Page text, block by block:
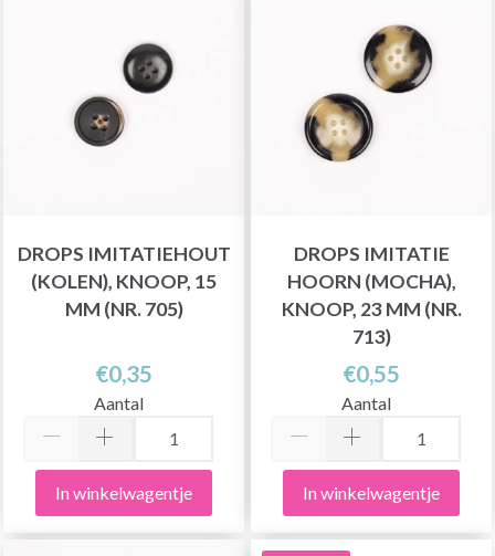
DROPS IMITATIEHOUT
(KOLEN), KNOOP, 15
MM (NR. 705)
€0,35
Aantal
In winkelwagentje
DROPS IMITATIE
HOORN (MOCHA),
KNOOP, 23 MM (NR.
713)
€0,55
Aantal
In winkelwagentje